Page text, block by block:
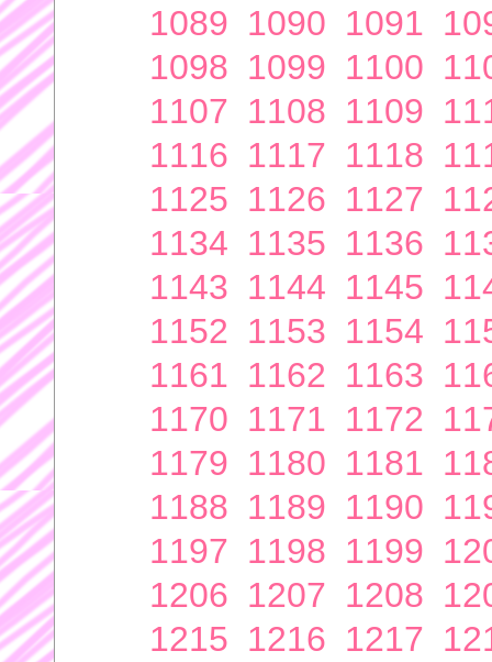
1089 1090 1091
1098 1099 1100
1107 1108 1109
1116 1117 1118
1125 1126 1127
1134 1135 1136
1143 1144 1145
1152 1153 1154
1161 1162 1163
1170 1171 1172
1179 1180 1181
1188 1189 1190
1197 1198 1199
1206 1207 1208
1215 1216 1217